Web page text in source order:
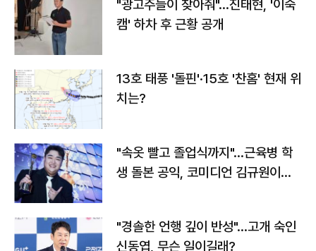
"광고주들이 찾아줘"…진태현, '이숙
캠' 하차 후 근황 공개
13호 태풍 '돌핀'·15호 '찬홈' 현재 위
치는?
"속옷 빨고 졸업식까지"…근육병 학
생 돌본 공익, 코미디언 김규원이었
"경솔한 언행 깊이 반성"…고개 숙인
신동엽, 무슨 일이길래?